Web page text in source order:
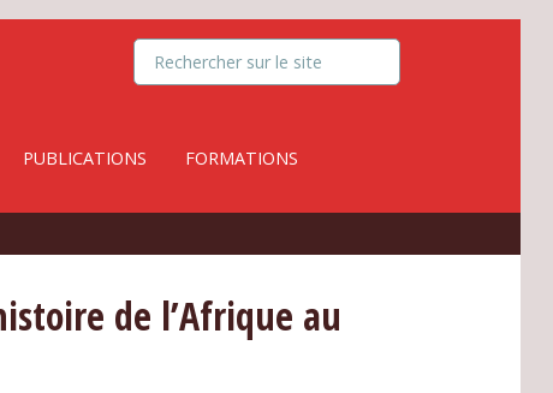
PUBLICATIONS FORMATIONS
de l’Afrique au